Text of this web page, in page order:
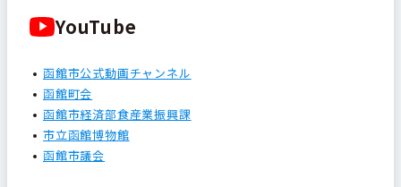
YouTube
函館市公式動画チャンネル
函館町会
函館市経済部食産業振興課
市立函館博物館
函館市議会